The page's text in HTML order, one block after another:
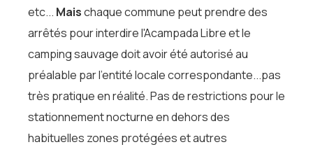
etc... Maischaque commune peut prendre des
arrêtés pour interdire l'Acampada Libre et le
camping sauvage doit avoir été autorisé au
préalable par l'entité locale correspondante...pas
très pratique en réalité. Pas de restrictions pour le
stationnement nocturne en dehors des
habituelles zones protégées et autres